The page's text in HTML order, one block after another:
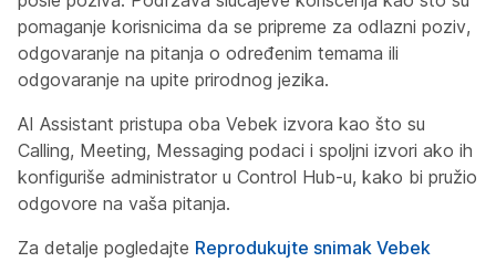
pomaganje korisnicima da se pripreme za odlazni poziv,
odgovaranje na pitanja o određenim temama ili
odgovaranje na upite prirodnog jezika.
AI Assistant pristupa oba Vebek izvora kao što su
Calling, Meeting, Messaging podaci i spoljni izvori ako ih
konfiguriše administrator u Control Hub-u, kako bi pružio
odgovore na vaša pitanja.
Za detalje pogledajte Reprodukujte snimak Vebek